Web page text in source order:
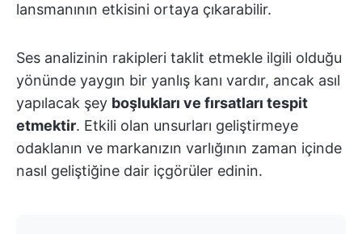
lansmanının etkisini ortaya çıkarabilir.
Ses analizinin rakipleri taklit etmekle ilgili olduğu
yönünde yaygın bir yanlış kanı vardır, ancak asıl
yapılacak şey boşlukları ve fırsatları tespit
etmektir. Etkili olan unsurları geliştirmeye
odaklanın ve markanızın varlığının zaman içinde
nasıl geliştiğine dair içgörüler edinin.